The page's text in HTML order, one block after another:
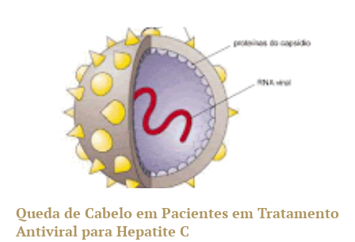
Queda de Cabelo em Pacientes em Tratamento
Antiviral para Hepatite C